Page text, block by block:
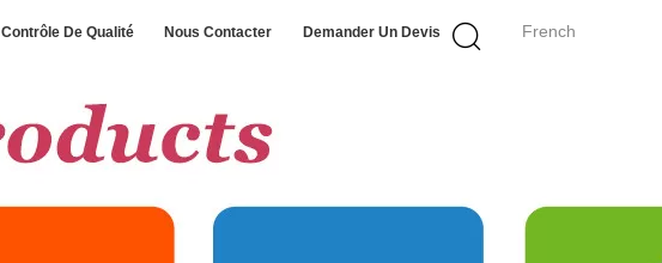
French
Contrôle De Qualité Nous Contacter Demander Un Devis